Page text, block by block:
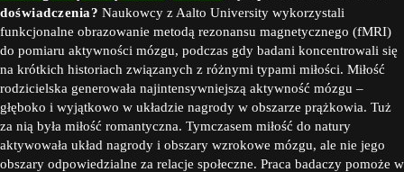
doświadczenia? Naukowcy z Aalto University wykorzystali
funkcjonalne obrazowanie metodą rezonansu magnetycznego (fMRI)
do pomiaru aktywności mózgu, podczas gdy badani koncentrowali się
na krótkich historiach związanych z różnymi typami miłości. Miłość
rodzicielska generowała najintensywniejszą aktywność mózgu –
głęboko i wyjątkowo w układzie nagrody w obszarze prążkowia. Tuż
za nią była miłość romantyczna. Tymczasem miłość do natury
aktywowała układ nagrody i obszary wzrokowe mózgu, ale nie jego
obszary odpowiedzialne za relacje społeczne. Praca badaczy pomoże w